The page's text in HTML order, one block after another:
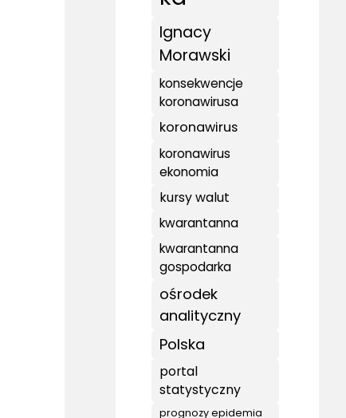
Ignacy
Morawski
konsekwencje
koronawirusa
koronawirus
koronawirus
ekonomia
kursy walut
kwarantanna
kwarantanna
gospodarka
ośrodek
analityczny
Polska
portal
statystyczny
prognozy epidemia